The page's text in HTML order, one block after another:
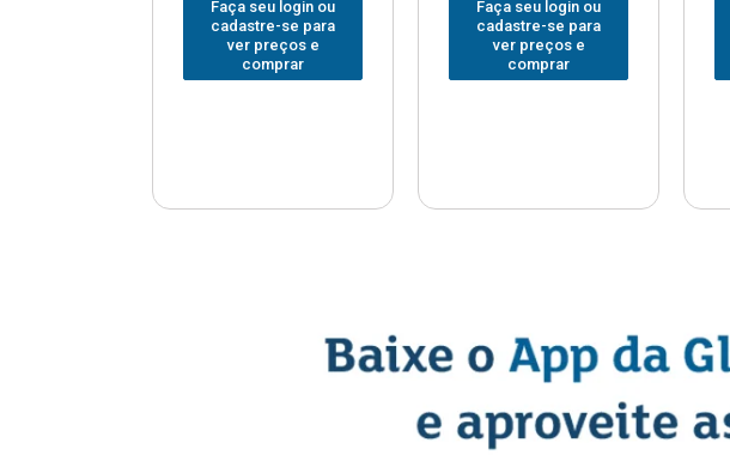
Faça seu login ou
cadastre-se para
ver preços e
comprar
Faça seu login ou
cadastre-se para
ver preços e
comprar